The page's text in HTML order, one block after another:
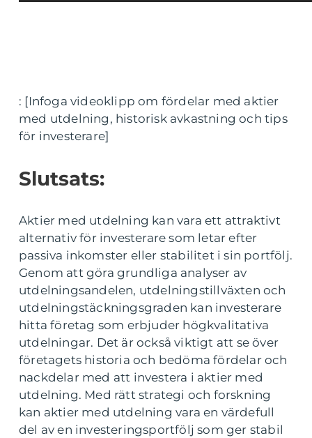
: [Infoga videoklipp om fördelar med aktier
med utdelning, historisk avkastning och tips
för investerare]
Slutsats:
Aktier med utdelning kan vara ett attraktivt
alternativ för investerare som letar efter
passiva inkomster eller stabilitet i sin portfölj.
Genom att göra grundliga analyser av
utdelningsandelen, utdelningstillväxten och
utdelningstäckningsgraden kan investerare
hitta företag som erbjuder högkvalitativa
utdelningar. Det är också viktigt att se över
företagets historia och bedöma fördelar och
nackdelar med att investera i aktier med
utdelning. Med rätt strategi och forskning
kan aktier med utdelning vara en värdefull
del av en investeringsportfölj som ger stabil